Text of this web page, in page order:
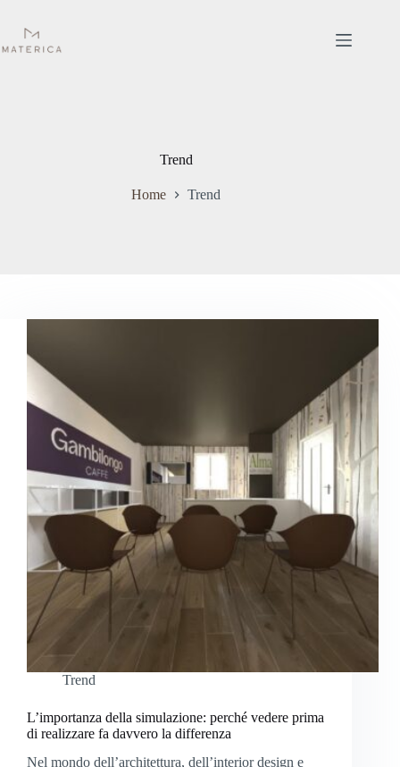
contenuto
Trend
Home Trend
Trend
L’importanza della simulazione: perché vedere prima
di realizzare fa davvero la differenza
Nel mondo dell’architettura, dell’interior design e